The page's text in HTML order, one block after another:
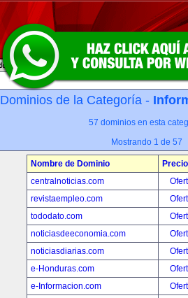
Dominios de la Categoría -
57 dominios en esta
Mostrando 1 de 57
Nombre de Dominio
Precio
centralnoticias.com
revistaempleo.com
tododato.com
noticiasdeeconomia.com
noticiasdiarias.com
e-Honduras.com
e-Informacion.com